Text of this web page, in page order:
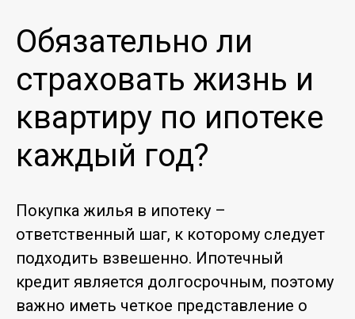
Обязательно ли
страховать жизнь и
квартиру по ипотеке
каждый год?
Покупка жилья в ипотеку –
ответственный шаг, к которому следует
подходить взвешенно. Ипотечный
кредит является долгосрочным, поэтому
важно иметь четкое представление о